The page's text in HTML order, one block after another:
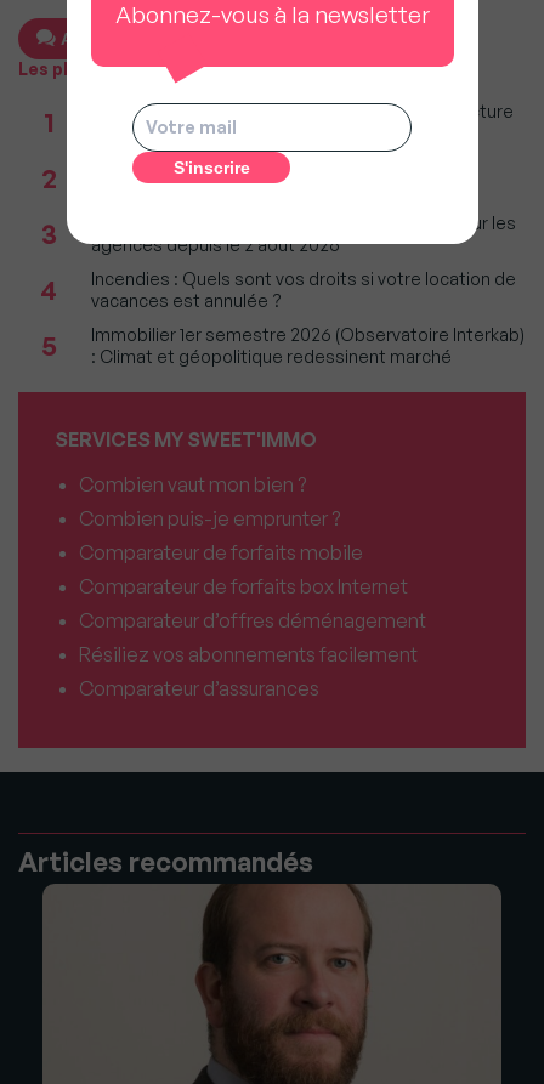
Ajouter un commentaire
Les plus populaires
1
Taxe foncière 2026 : Ces grandes villes où la facture
restera parmi les plus lourdes
2
Réseau immobilier : iad franchit le cap des 600
millions d'euros de chiffre d'affaires
3
Immobilier : Ce que l’AI Act change vraiment pour les
agences depuis le 2 août 2026
4
Incendies : Quels sont vos droits si votre location de
vacances est annulée ?
5
Immobilier 1er semestre 2026 (Observatoire Interkab)
: Climat et géopolitique redessinent marché
SERVICES MY SWEET'IMMO
Combien vaut mon bien ?
Combien puis-je emprunter ?
Comparateur de forfaits mobile
Comparateur de forfaits box Internet
Comparateur d’offres déménagement
Résiliez vos abonnements facilement
Comparateur d’assurances
Articles recommandés
Abonnez-vous à la newsletter